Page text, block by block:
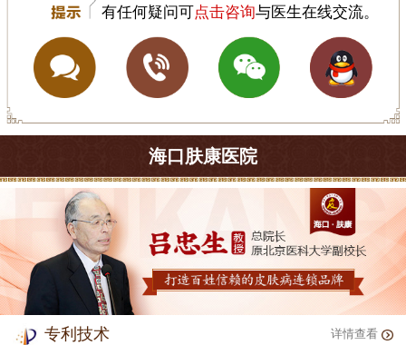
有任何疑问可点击咨询与医生在线交流。
海口肤康医院
专利技术 详情查看